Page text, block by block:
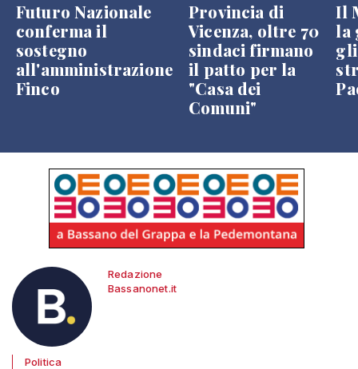
Futuro Nazionale
conferma il
sostegno
all'amministrazione
Finco
Provincia di
Vicenza, oltre 70
sindaci firmano
il patto per la
"Casa dei
Comuni"
Il
la
Redazione
Bassanonet.it
Politica